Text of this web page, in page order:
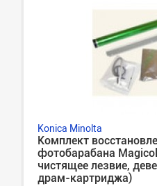
Konica Minolta
Комплект
фотобарабана
чистящее лезвие,
драм-картриджа)